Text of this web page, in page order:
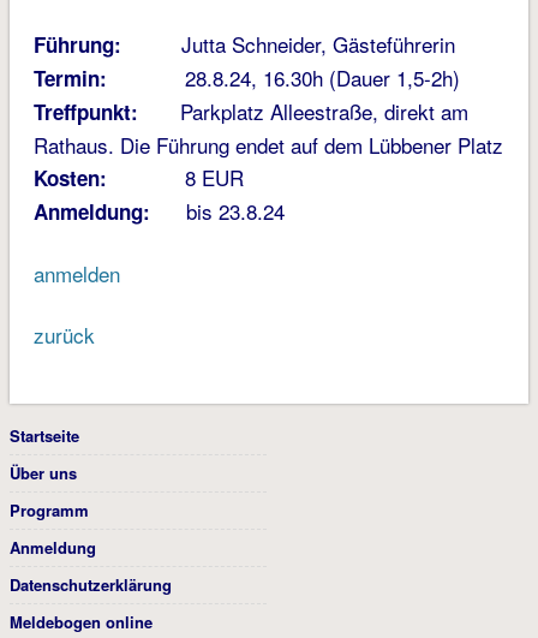
Führung: Jutta Schneider, Gästeführerin
Termin: 28.8.24, 16.30h (Dauer 1,5-2h)
Treffpunkt: Parkplatz Alleestraße, direkt am
Rathaus. Die Führung endet auf dem Lübbener Platz
Kosten: 8 EUR
Anmeldung: bis 23.8.24
anmelden
zurück
Startseite
Über uns
Programm
Anmeldung
Datenschutzerklärung
Meldebogen online